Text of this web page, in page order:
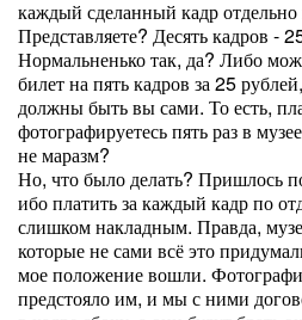
каждый сделанный кадр
Представляете? Десять кадров -
Нормальненько так, да? Либо
билет на пять кадров за 25
должны быть вы сами. То есть,
фотографируетесь пять раз в
не маразм?
Но, что было делать? Пришлось
ибо платить за каждый кадр по
слишком накладным. Правда,
которые не сами всё это
мое положение вошли.
предстояло им, и мы с ними